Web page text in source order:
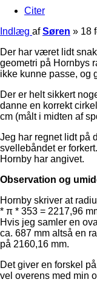
Citer
Indlæg afSøren » 18
Der har været lidt
geometri på Hornbys
ikke kunne passe, og
Der er helt sikkert
danne en korrekt
cm (målt i midten af
Jeg har regnet lidt på
svellebåndet er
Hornby har angivet.
Observation og
Hornby skriver at
* π * 353 = 2217,96
Hvis jeg samler en
ca. 687 mm altså en
på 2160,16 mm.
Det giver en forskel
vel overens med min